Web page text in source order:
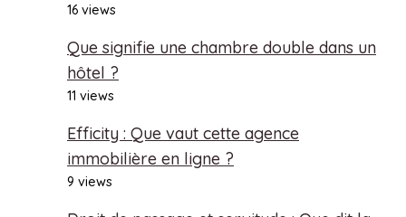
16 views
Que signifie une chambre double dans un
hôtel ?
11 views
Efficity : Que vaut cette agence
immobilière en ligne ?
9 views